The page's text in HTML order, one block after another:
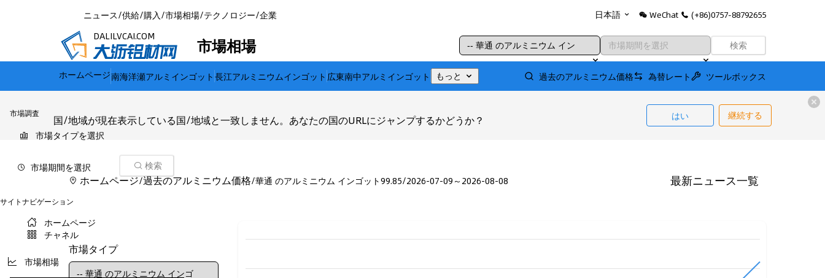
ニュース/供給/購入/市場相場/テクノロジー/企業 日本語 WeChat (+86)0757-88792655
DALILVCAI.COM 市場相場 検索
ホームページ南海洋瀬アルミインゴット長江アルミニウムインゴット 広東南中アルミインゴット もっと 過去のアルミニウム価格 為替レート ツールボックス
市場調査
市場タイプを選択
市場期間を選択 検索
サイトナビゲーション
ホームページ
チャネル
市場相場
国/地域が現在表示している国/地域と一致しません。あなたの国のURLにジャンプするかどうか？ はい 継続する
ホームページ/過去のアルミニウム価格/華通 のアルミニウム インゴット99.85/2026-07-09～2026-08-08 最新ニュース一覧
市場タイプ